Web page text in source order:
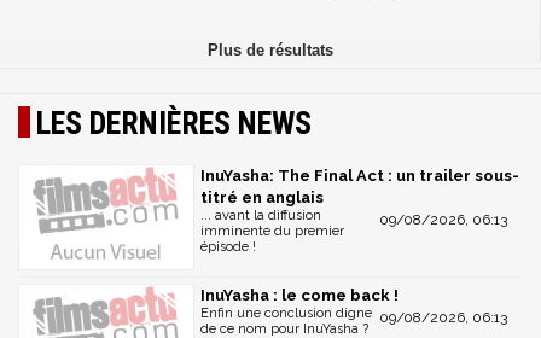
LES DERNIÈRES NEWS
InuYasha: The Final Act : un trailer sous-
titré en anglais
09/08/2026, 06:13
... avant la diffusion
imminente du premier
épisode !
InuYasha : le come back !
09/08/2026, 06:13
Enfin une conclusion digne
de ce nom pour InuYasha ?